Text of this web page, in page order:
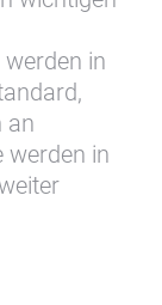
in
an
werden in